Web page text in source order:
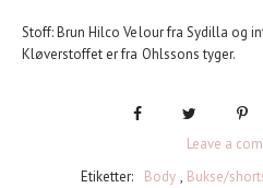
Stoff: Brun Hilco Velour fra Sydilla og
Kløverstoffet er fra Ohlssons tyger.
Leave a
Etiketter:
Body , Bukse/